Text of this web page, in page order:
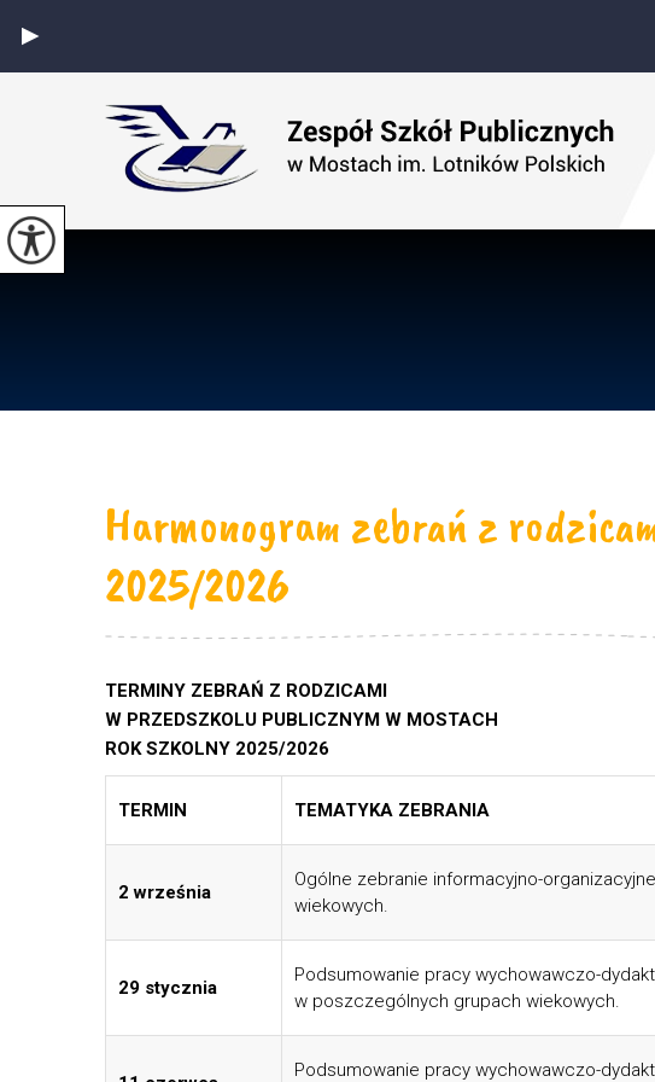
Harmonogram zebrań z
2025/2026
TERMINY ZEBRAŃ Z RODZICAMI
W PRZEDSZKOLU PUBLICZNYM W MOSTACH
ROK SZKOLNY 2025/2026
TERMIN TEMATYKA ZEBRANIA
2 września
Ogólne zebranie informacyjno-
wiekowych.
29 stycznia
Podsumowanie pracy wychowawczo-
w poszczególnych grupach wiekowych.
Podsumowanie pracy wychowawczo-